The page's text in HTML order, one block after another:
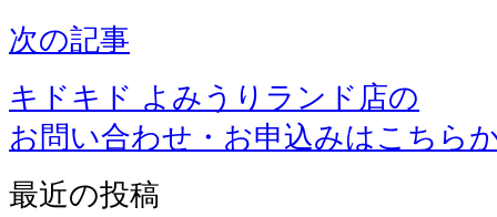
次の記事
キドキド よみうりランド店の
お問い合わせ・お申込みはこちら
最近の投稿